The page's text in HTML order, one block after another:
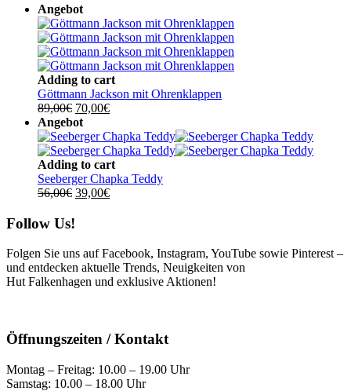
Angebot
Adding to cart
Göttmann Jackson mit Ohrenklappen
89,00€ Ursprünglicher
Preis
war:
89,00€
70,00€Aktueller
ist:
70,00€.
Angebot
Adding to cart
Seeberger Chapka Teddy
56,00€ Ursprünglicher
39,00€Aktueller
Follow Us!
Folgen Sie uns auf Facebook, Instagram, YouTube sowie Pinterest –
und entdecken aktuelle Trends, Neuigkeiten von
Hut Falkenhagen und exklusive Aktionen!
Öffnungszeiten / Kontakt
Montag – Freitag: 10.00 – 19.00 Uhr
Samstag: 10.00 – 18.00 Uhr